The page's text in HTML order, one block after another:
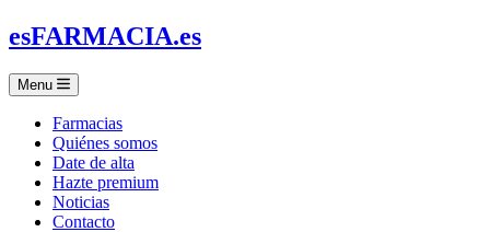
esFARMACIA.es
Menu
Farmacias
Quiénes somos
Date de alta
Hazte premium
Noticias
Contacto